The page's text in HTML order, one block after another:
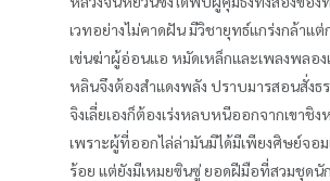
เวทอย่างไม่คาดฝัน มีวิชายุทธ์แกร่งกล้าแต่
เข่นฆ่าผู้อ่อนแอ หมัดเหล็กและเพลงพลอง
หลินจึงต้องสำแดงพลัง ปราบมารสอนสั่งธ
จิงเลี่ยเองก็ต้องเร่งหลบหนีออกจากเขาชิง
เพราะผู้ที่ออกไล่ล่ามันมิได้มีเพียงศิษย์จอ
ร้อย แต่ยังมีเหมยซินซู่ ยอดฝีมือที่สวมชุดนั